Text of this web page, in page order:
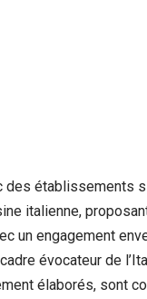
des établissements
italienne,
un engagement
évocateur de
élaborés, sont